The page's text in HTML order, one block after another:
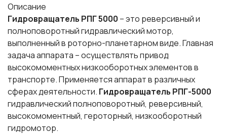
Описание
Гидровращатель РПГ 5000 – это реверсивный и
полноповоротный гидравлический мотор,
выполненный в роторно-планетарном виде. Главная
задача аппарата – осуществлять привод
высокомоментных низкооборотных элементов в
транспорте. Применяется аппарат в различных
сферах деятельности. Гидровращатель РПГ-5000
гидравлический полноповоротный, реверсивный,
высокомоментный, героторный, низкооборотный
гидромотор.